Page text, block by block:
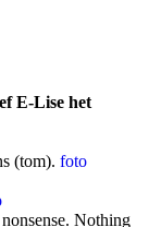
E-Lise het
(tom). foto
Nothing